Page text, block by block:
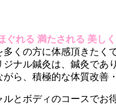
ぐれる 満たされる 美し
多くの方に体感頂きたく
ジナル鍼灸は、鍼灸であ
ら、積極的な体質改善
とボディのコースでお